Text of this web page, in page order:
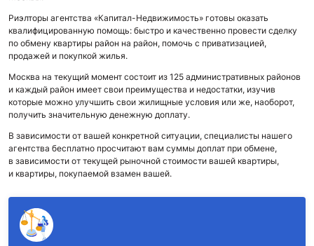
Риэлторы агентства «Капитал-Недвижимость» готовы оказать
квалифицированную помощь: быстро и качественно провести сделку
по обмену квартиры район на район, помочь с приватизацией,
продажей и покупкой жилья.
Москва на текущий момент состоит из 125 административных районов
и каждый район имеет свои преимущества и недостатки, изучив
которые можно улучшить свои жилищные условия или же, наоборот,
получить значительную денежную доплату.
В зависимости от вашей конкретной ситуации, специалисты нашего
агентства бесплатно просчитают вам суммы доплат при обмене,
в зависимости от текущей рыночной стоимости вашей квартиры,
и квартиры, покупаемой взамен вашей.